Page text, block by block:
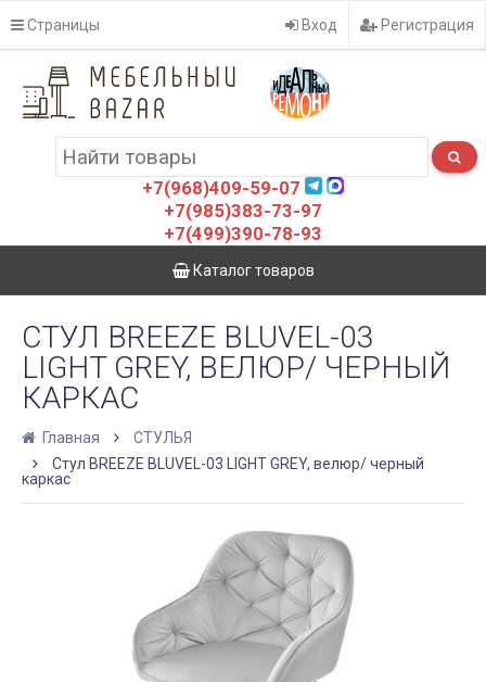
Страницы Вход Регистрация
+7(968)409-59-07
+7(985)383-73-97
+7(499)390-78-93
Каталог товаров
СТУЛ BREEZE BLUVEL-03
LIGHT GREY, ВЕЛЮР/ ЧЕРНЫЙ
КАРКАС
Главная
СТУЛЬЯ
Стул BREEZE BLUVEL-03 LIGHT GREY, велюр/ черный
каркас